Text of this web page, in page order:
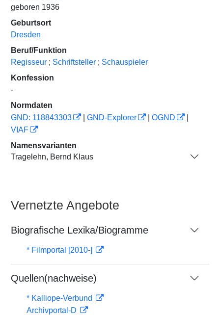
geboren 1936
Geburtsort
Dresden
Beruf/Funktion
Regisseur ; Schriftsteller ; Schauspieler
Konfession
-
Normdaten
GND: 118843303
GND-Explorer OGND
VIAF
Namensvarianten
Tragelehn, Bernd Klaus
Vernetzte Angebote
Biografische Lexika/Biogramme
* Filmportal [2010-]
Quellen(nachweise)
* Kalliope-Verbund
Archivportal-D